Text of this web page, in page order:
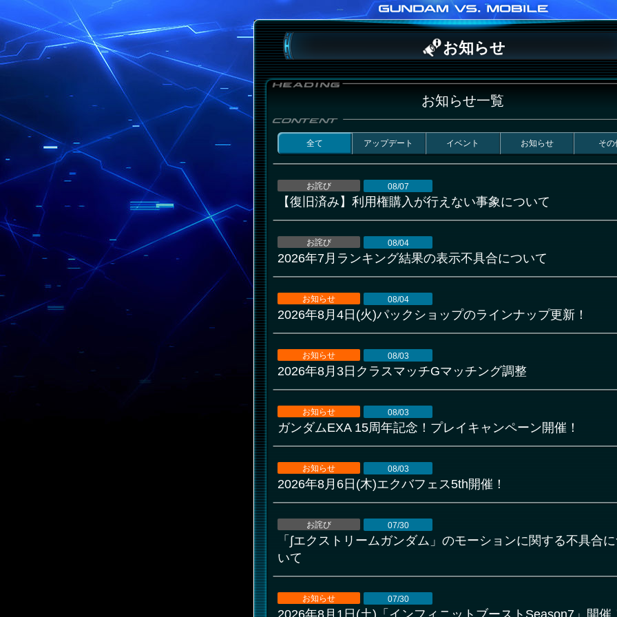
お知らせ
お知らせ一覧
全て アップデート イベント お知らせ その
お詫び 08/07
【復旧済み】利用権購入が行えない事象について
お詫び 08/04
2026年7月ランキング結果の表示不具合について
お知らせ 08/04
2026年8月4日(火)パックショップのラインナップ更新！
お知らせ 08/03
2026年8月3日クラスマッチGマッチング調整
お知らせ 08/03
ガンダムEXA 15周年記念！プレイキャンペーン開催！
お知らせ 08/03
2026年8月6日(木)エクバフェス5th開催！
お詫び 07/30
「∫エクストリームガンダム」のモーションに関する不具合
いて
お知らせ 07/30